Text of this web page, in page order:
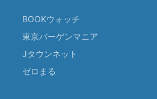
BOOKウォッチ
東京バーゲンマニア
Jタウンネット
ゼロまる